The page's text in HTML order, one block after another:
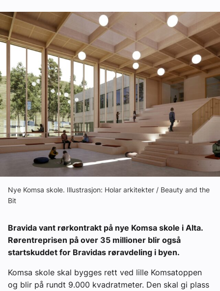
Aktuelle prosjekter
Om VVS Aktuelt
Kontakt oss:
Abonner på fagbladet Byggfakta Nyheter
Annonsere i VVS Aktuelt
Kontakt oss
Tips oss
eBlad
Nye Komsa skole. Illustrasjon: Holar arkitekter / Beauty and the
Bit
Bravida vant rørkontrakt på nye Komsa skole i Alta.
Rørentreprisen på over 35 millioner blir også
startskuddet for Bravidas røravdeling i byen.
Komsa skole skal bygges rett ved lille Komsatoppen
og blir på rundt 9.000 kvadratmeter. Den skal gi plass